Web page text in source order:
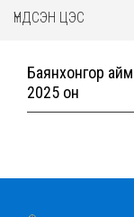
ҮНДСЭН ЦЭС
Баянхонгор
2025 он